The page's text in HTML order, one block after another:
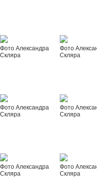
Фото Александра
Скляра
Фото
Скляра
Фото Александра
Скляра
Фото
Скляра
Фото Александра
Скляра
Фото
Скляра